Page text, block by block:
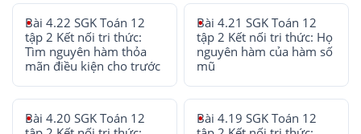
Bài 4.22 SGK Toán 12
tập 2 Kết nối tri thức:
Tìm nguyên hàm thỏa
mãn điều kiện cho trước
Bài 4.21 SGK Toán 12
tập 2 Kết nối tri thức: Họ
nguyên hàm của hàm số
mũ
Bài 4.20 SGK Toán 12
Bài 4.19 SGK Toán 12